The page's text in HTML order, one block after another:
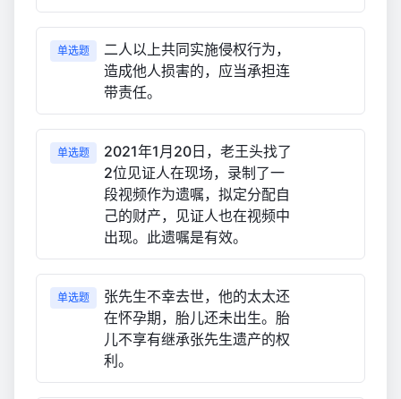
单选题
二人以上共同实施侵权行为，
造成他人损害的，应当承担连
带责任。
单选题
2021年1月20日，老王头找了
2位见证人在现场，录制了一
段视频作为遗嘱，拟定分配自
己的财产，见证人也在视频中
出现。此遗嘱是有效。
单选题
张先生不幸去世，他的太太还
在怀孕期，胎儿还未出生。胎
儿不享有继承张先生遗产的权
利。